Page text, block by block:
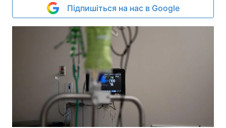
Підпишіться на нас в Google